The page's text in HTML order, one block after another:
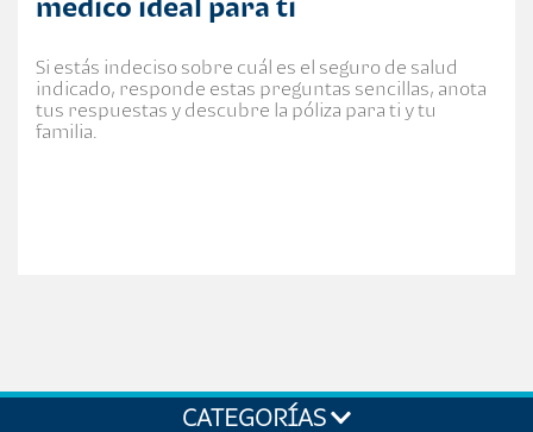
médico ideal para ti
Si estás indeciso sobre cuál es el seguro de salud
indicado, responde estas preguntas sencillas, anota
tus respuestas y descubre la póliza para ti y tu
familia.
CATEGORÍAS